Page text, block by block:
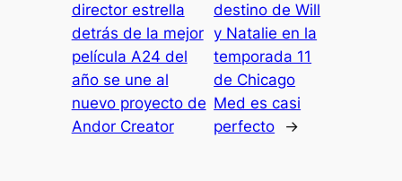
director estrella
detrás de la mejor
película A24 del
año se une al
nuevo proyecto de
Andor Creator
destino de Will
y Natalie en la
temporada 11
de Chicago
Med es casi
perfecto
→